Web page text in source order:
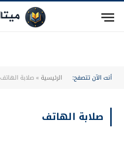
أنت الآن تتصفح: الرئيسية»صلابة الهاتف
صلابة الهاتف